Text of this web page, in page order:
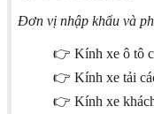
Đơn vị nhập khẩu và
👉 Kính xe ô tô
👉 Kính xe tải
👉 Kính xe